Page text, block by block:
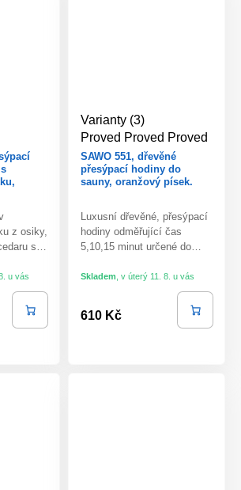
z osiky,
s…
u vás
Varianty (3)
Proved Proved Proved
SAWO 551, dřevěné
přesýpací hodiny do
sauny, oranžový písek.
Luxusní dřevěné, přesýpací
hodiny odměřující čas
5,10,15 minut určené do…
Skladem v úterý 11. 8. u vás
610 Kč